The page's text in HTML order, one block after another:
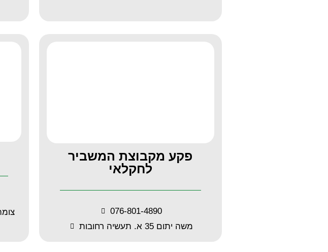
צומת
פקע מקבוצת המשביר
לחקלאי
076-801-4890
משה יתום 35 א. תעשיה רחובות